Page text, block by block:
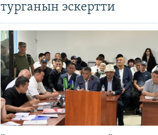
турганын эскертти